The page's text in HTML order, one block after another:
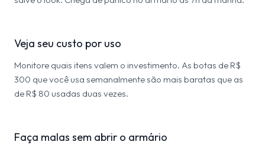
Veja seu custo por uso
Monitore quais itens valem o investimento. As botas de R$
300 que você usa semanalmente são mais baratas que as
de R$ 80 usadas duas vezes.
Faça malas sem abrir o armário